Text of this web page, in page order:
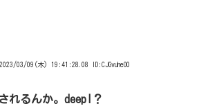
2023/03/09(木) 19:41:28.08 ID:CJGvuheO0
れるんか。deepl？